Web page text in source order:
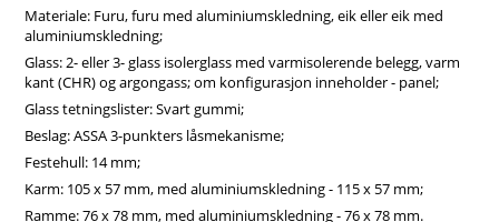
Materiale: Furu, furu med aluminiumskledning, eik eller eik med
aluminiumskledning;
Glass: 2- eller 3- glass isolerglass med varmisolerende belegg, varm
kant (CHR) og argongass; om konfigurasjon inneholder - panel;
Glass tetningslister: Svart gummi;
Beslag: ASSA 3-punkters låsmekanisme;
Festehull: 14 mm;
Karm: 105 x 57 mm, med aluminiumskledning - 115 x 57 mm;
Ramme: 76 x 78 mm, med aluminiumskledning - 76 x 78 mm.